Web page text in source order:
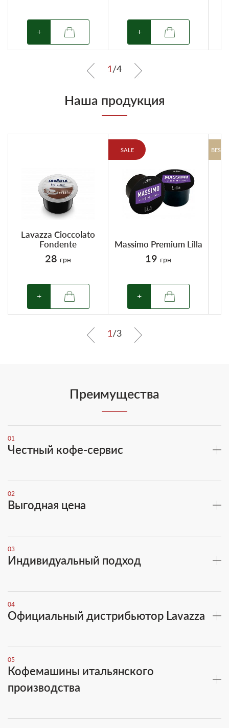
+ +
1/4
Наша продукция
Lavazza Cioccolato
Fondente
28 грн
+
SALE
Massimo Premium Lilla
19 грн
+
1/3
Преимущества
01
Честный кофе-сервис
02
Выгодная цена
03
Индивидуальный подход
04
Официальный дистрибьютор Lavazza
05
Кофемашины итальянского
производства